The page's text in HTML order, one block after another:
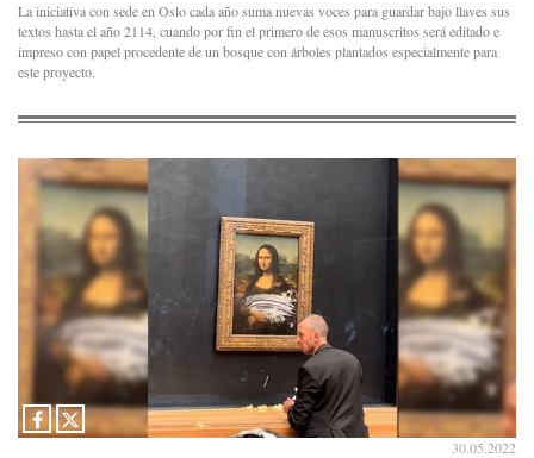
La iniciativa con sede en Oslo cada año suma nuevas voces para guardar bajo llaves sus
textos hasta el año 2114, cuando por fin el primero de esos manuscritos será editado e
impreso con papel procedente de un bosque con árboles plantados especialmente para
este proyecto.
30.05.2022